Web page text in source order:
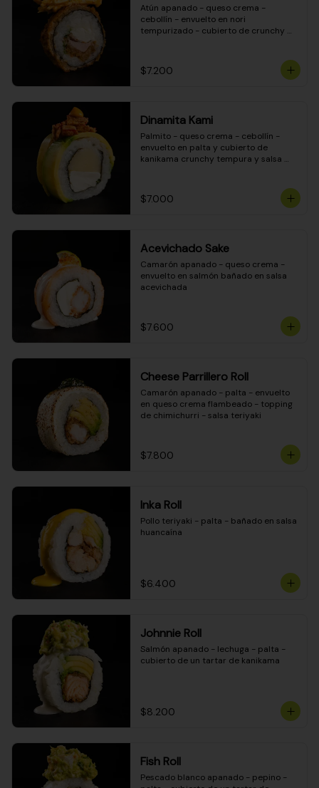
Atún apanado - queso crema -
cebollín - envuelto en nori
tempurizado - cubierto de crunchy
$7.200
Dinamita Kami
Palmito - queso crema - cebollín -
envuelto en palta y cubierto de
kanikama crunchy tempura y salsa
$7.000
Acevichado Sake
Camarón apanado - queso crema -
envuelto en salmón bañado en salsa
acevichada
$7.600
Cheese Parrillero Roll
Camarón apanado - palta - envuelto
en queso crema flambeado - topping
de chimichurri - salsa teriyaki
$7.800
Inka Roll
Pollo teriyaki - palta - bañado en salsa
huancaína
$6.400
Johnnie Roll
Salmón apanado - lechuga - palta -
cubierto de un tartar de kanikama
$8.200
Fish Roll
Pescado blanco apanado - pepino -